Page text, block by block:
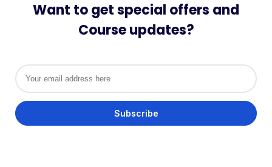
Want to get special offers and
Course updates?